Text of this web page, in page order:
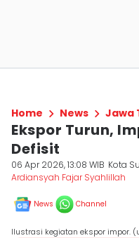
Home News Jawa
Ekspor Turun,
Defisit
06 Apr 2026, 13:08 WIB Kota
Ardiansyah Fajar Syahlillah
News Channel
Ilustrasi kegiatan ekspor impor.